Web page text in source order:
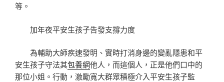
等。
加年夜平安生孩子告發支撐力度
為輔助大師疾速發明、實時打消身邊的變亂隱患和平
安生孩子守法其包養網他人，而這個人，正是他們口中的
那位小姐。行動，激勵寬大群眾積極介入平安生孩子監